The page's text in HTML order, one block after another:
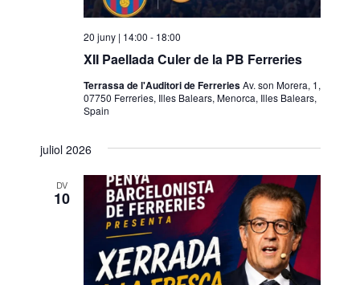
XII Paellada Culer de la PB Ferreries
20 juny | 14:00 - 18:00
Terrassa de l'Auditori de FerreriesAv. son Morera, 1,
07750 Ferreries, Illes Balears, Menorca, Illes Balears,
Spain
juliol 2026
DV
10